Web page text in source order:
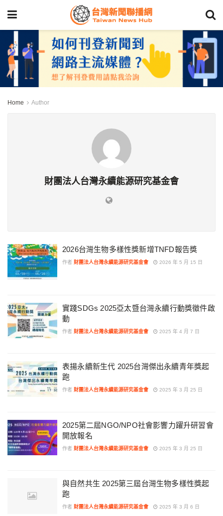
Home Author
財團法人台灣永續能源研究基金會
2026台灣生物多樣性獎新增TNFD報告獎
作者 財團法人台灣永續能源研究基金會 2026 年 5 月 15 日
實踐SDGs 2025亞太暨台灣永續行動獎徵件啟
動
作者 財團法人台灣永續能源研究基金會 2025 年 4 月 7 日
表揚永續新生代 2025台灣傑出永續青年獎起
跑
作者 財團法人台灣永續能源研究基金會 2025 年 3 月 25 日
2025第二屆NGO/NPO社會影響力躍升研習會
開放報名
作者 財團法人台灣永續能源研究基金會 2025 年 3 月 25 日
與自然共生 2025第三屆台灣生物多樣性獎起
跑
作者 財團法人台灣永續能源研究基金會 2025 年 3 月 6 日